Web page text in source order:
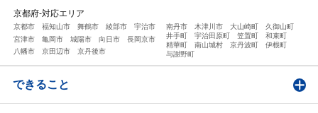
京都府-対応エリア
京都市 福知山市 舞鶴市 綾部市
宇治市
宮津市
亀岡市 城陽市 向日市
長岡京市
八幡市
京田辺市 京丹後市
南丹市 木津川市 大山崎町
久御山町
井手町
宇治田原町 笠置町
和束町
精華町
南山城村 京丹波町
伊根町
与謝野町
できること